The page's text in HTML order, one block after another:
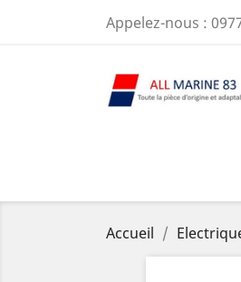
Appelez-nous :
Accueil